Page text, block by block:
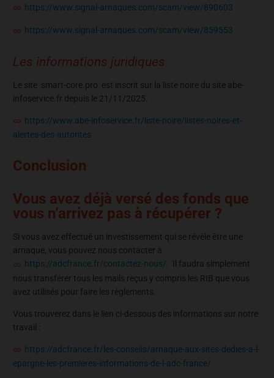
https://www.signal-arnaques.com/scam/view/890603
https://www.signal-arnaques.com/scam/view/859553
Les informations juridiques
Le site smart-core.pro est inscrit sur la liste noire du site abe-
infoservice.fr depuis le 21/11/2025.
https://www.abe-infoservice.fr/liste-noire/listes-noires-et-
alertes-des-autorites
Conclusion
Vous avez déjà versé des fonds que
vous n’arrivez pas à récupérer ?
Si vous avez effectué un investissement qui se révèle être une
arnaque, vous pouvez nous contacter à
https://adcfrance.fr/contactez-nous/. Il faudra simplement
nous transférer tous les mails reçus y compris les RIB que vous
avez utilisés pour faire les règlements.
Vous trouverez dans le lien ci-dessous des informations sur notre
travail :
https://adcfrance.fr/les-conseils/arnaque-aux-sites-dedies-a-l-
epargne-les-premieres-informations-de-l-adc-france/